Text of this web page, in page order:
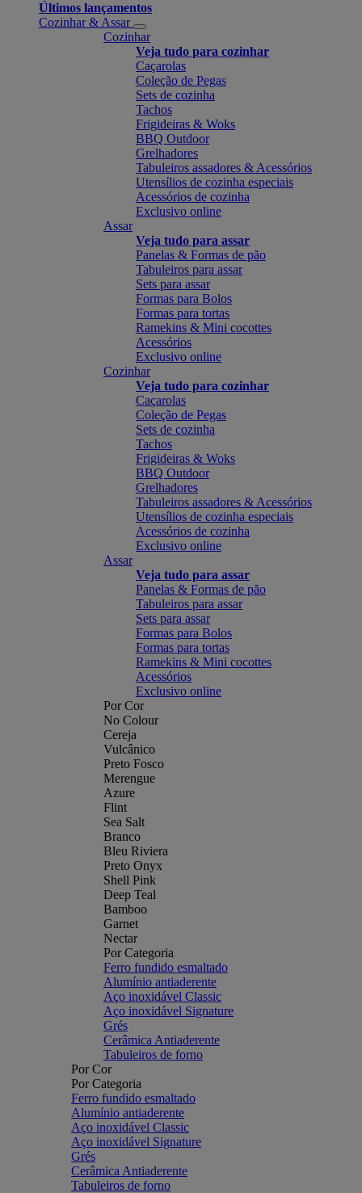
Últimos lançamentos
Cozinhar & Assar
Cozinhar
Veja tudo para cozinhar
Caçarolas
Coleção de Pegas
Sets de cozinha
Tachos
Frigideiras & Woks
BBQ Outdoor
Grelhadores
Tabuleiros assadores & Acessórios
Utensílios de cozinha especiais
Acessórios de cozinha
Exclusivo online
Assar
Veja tudo para assar
Panelas & Formas de pão
Tabuleiros para assar
Sets para assar
Formas para Bolos
Formas para tortas
Ramekins & Mini cocottes
Acessórios
Exclusivo online
Cozinhar
Veja tudo para cozinhar
Caçarolas
Coleção de Pegas
Sets de cozinha
Tachos
Frigideiras & Woks
BBQ Outdoor
Grelhadores
Tabuleiros assadores & Acessórios
Utensílios de cozinha especiais
Acessórios de cozinha
Exclusivo online
Assar
Veja tudo para assar
Panelas & Formas de pão
Tabuleiros para assar
Sets para assar
Formas para Bolos
Formas para tortas
Ramekins & Mini cocottes
Acessórios
Exclusivo online
Por Cor
No Colour
Cereja
Vulcânico
Preto Fosco
Merengue
Azure
Flint
Sea Salt
Branco
Bleu Riviera
Preto Onyx
Shell Pink
Deep Teal
Bamboo
Garnet
Nectar
Por Categoria
Ferro fundido esmaltado
Alumínio antiaderente
Aço inoxidável Classic
Aço inoxidável Signature
Grés
Cerâmica Antiaderente
Tabuleiros de forno
Por Cor
Por Categoria
Ferro fundido esmaltado
Alumínio antiaderente
Aço inoxidável Classic
Aço inoxidável Signature
Grés
Cerâmica Antiaderente
Tabuleiros de forno